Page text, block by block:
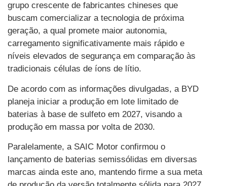
grupo crescente de fabricantes chineses que
buscam comercializar a tecnologia de próxima
geração, a qual promete maior autonomia,
carregamento significativamente mais rápido e
níveis elevados de segurança em comparação às
tradicionais células de íons de lítio.
De acordo com as informações divulgadas, a BYD
planeja iniciar a produção em lote limitado de
baterias à base de sulfeto em 2027, visando a
produção em massa por volta de 2030.
Paralelamente, a SAIC Motor confirmou o
lançamento de baterias semissólidas em diversas
marcas ainda este ano, mantendo firme a sua meta